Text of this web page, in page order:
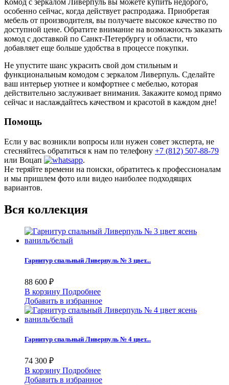
особенно сейчас, когда действует распродажа. Приобретая
мебель от производителя, вы получаете высокое качество по
доступной цене. Обратите внимание на возможность заказать
комод с доставкой по Санкт-Петербургу и области, что
добавляет еще больше удобства в процессе покупки.
Не упустите шанс украсить свой дом стильным и
функциональным комодом с зеркалом Ливерпуль. Сделайте
ваш интерьер уютнее и комфортнее с мебелью, которая
действительно заслуживает внимания. Закажите комод прямо
сейчас и наслаждайтесь качеством и красотой в каждом дне!
Помощь
Если у вас возникли вопросы или нужен совет эксперта, не
стесняйтесь обратиться к нам по телефону +7 (812) 507-88-79
или Воцап
.
Не теряйте времени на поиски, обратитесь к профессионалам
и мы пришлем фото или видео наиболее подходящих
вариантов.
Вся коллекция
Гарнитур спальный Ливерпуль № 3 цвет...
88 600 ₽
В корзину Подробнее
Добавить в избранное
Гарнитур спальный Ливерпуль № 4 цвет...
74 300 ₽
В корзину Подробнее
Добавить в избранное